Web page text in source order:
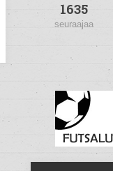
1635
seuraajaa